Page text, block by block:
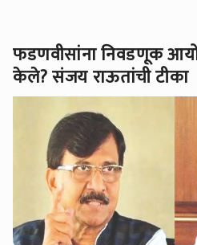
फडणवीसांना निवडणूक
केले? संजय राऊतांची टीका